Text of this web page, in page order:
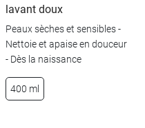
pédiatrique et
CE 0123.
et le visage, il
lavant doux
Peaux sèches et sensibles -
Nettoie et apaise en douceur
- Dès la naissance
400 ml